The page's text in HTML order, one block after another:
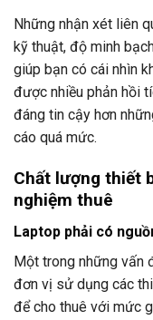
Những nhận xét liên
kỹ thuật, độ minh
giúp bạn có cái nhìn
được nhiều phản hồi
đáng tin cậy hơn
cáo quá mức.
Chất lượng thiết
nghiệm thuê
Laptop phải có
Một trong những vấn
đơn vị sử dụng các
để cho thuê với mức